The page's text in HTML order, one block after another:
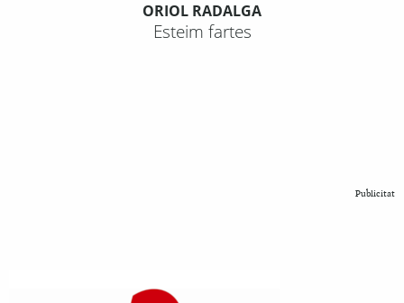
ORIOL RADALGA
Esteim fartes
Publicitat